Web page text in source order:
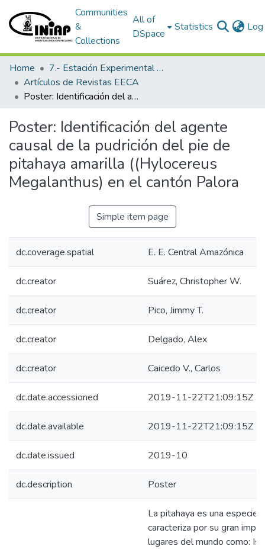
Communities
&
Collections
All of
DSpace
Statistics
Home
7.- Estación Experimental Central Amazónica
Artículos de Revistas EECA
Poster: Identificación del agente causal de la pudrición del pie de pitahaya amarilla ((Hylocereus Megalanthus) en el cantón Palora
Poster: Identificación del agente
causal de la pudrición del pie de
pitahaya amarilla ((Hylocereus
Megalanthus) en el cantón Palora
Simple item page
dc.coverage.spatial E. E. Central Amazónica
dc.creator Suárez, Christopher W.
dc.creator Pico, Jimmy T.
dc.creator Delgado, Alex
dc.creator Caicedo V., Carlos
dc.date.accessioned 2019-11-22T21:09:15Z
dc.date.available 2019-11-22T21:09:15Z
dc.date.issued 2019-10
dc.description Poster
La pitahaya es una especie
caracteriza por su gran
lugares del mundo como: